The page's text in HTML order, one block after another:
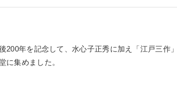
200年を記念して、水心子正秀に加え「江戸三作
に集めました。